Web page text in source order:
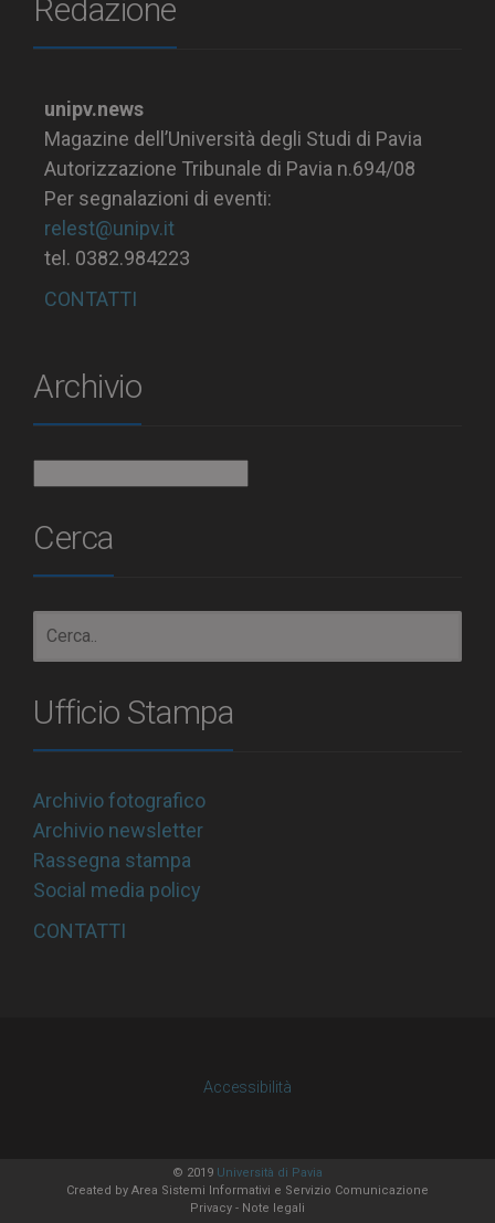
Redazione
unipv.news
Magazine dell’Università degli Studi di Pavia
Autorizzazione Tribunale di Pavia n.694/08
Per segnalazioni di eventi:
relest@unipv.it
tel. 0382.984223
CONTATTI
Archivio
Cerca
Ufficio Stampa
Archivio fotografico
Archivio newsletter
Rassegna stampa
Social media policy
CONTATTI
Accessibilità
© 2019 Università di Pavia
Created by Area Sistemi Informativi e Servizio Comunicazione
Privacy - Note legali